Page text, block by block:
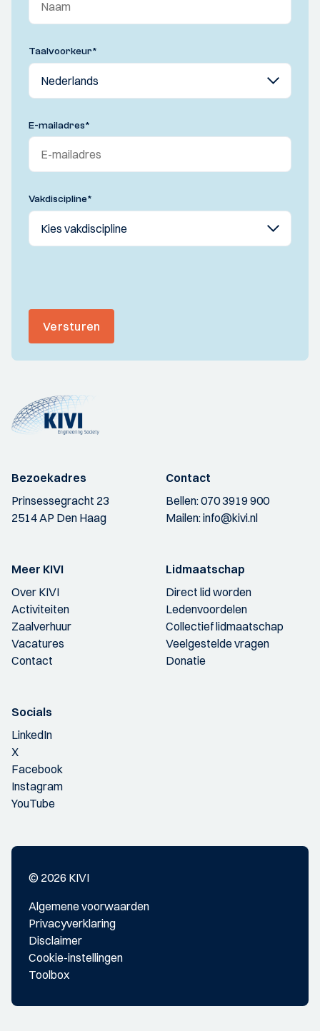
Taalvoorkeur*
E-mailadres*
Vakdiscipline*
Versturen
Bezoekadres
Prinsessegracht 23
2514 AP Den Haag
Contact
Bellen:070 3919 900
Mailen:info@kivi.nl
Meer KIVI
Over KIVI
Activiteiten
Zaalverhuur
Vacatures
Contact
Lidmaatschap
Direct lid worden
Ledenvoordelen
Collectief lidmaatschap
Veelgestelde vragen
Donatie
Socials
LinkedIn
X
Facebook
Instagram
YouTube
© 2026 KIVI
Algemene voorwaarden
Privacyverklaring
Disclaimer
Cookie-instellingen
Toolbox